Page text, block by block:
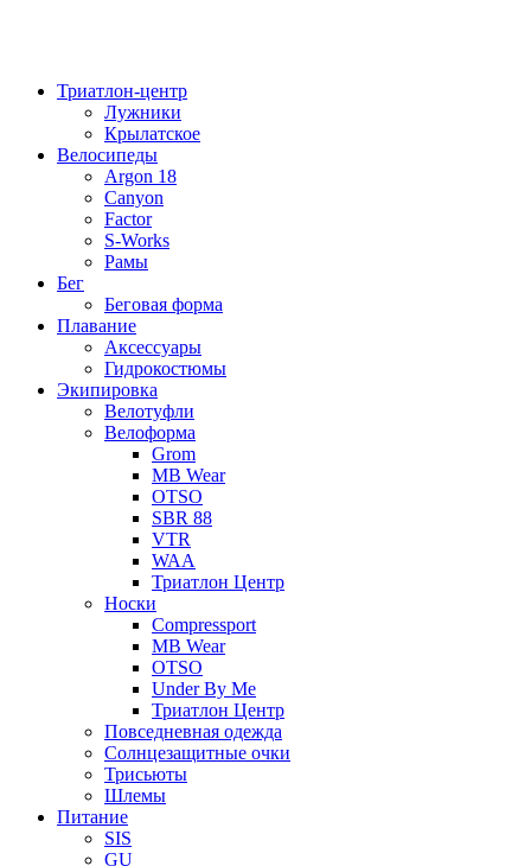
Триатлон-центр
Лужники
Крылатское
Велосипеды
Argon 18
Canyon
Factor
S-Works
Рамы
Бег
Беговая форма
Плавание
Аксессуары
Гидрокостюмы
Экипировка
Велотуфли
Велоформа
Grom
MB Wear
OTSO
SBR 88
VTR
WAA
Триатлон Центр
Носки
Compressport
MB Wear
OTSO
Under By Me
Триатлон Центр
Повседневная одежда
Солнцезащитные очки
Трисьюты
Шлемы
Питание
SIS
GU